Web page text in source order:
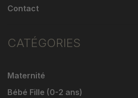
Contact
CATÉGORIES
Maternité
Bébé Fille (0-2 ans)